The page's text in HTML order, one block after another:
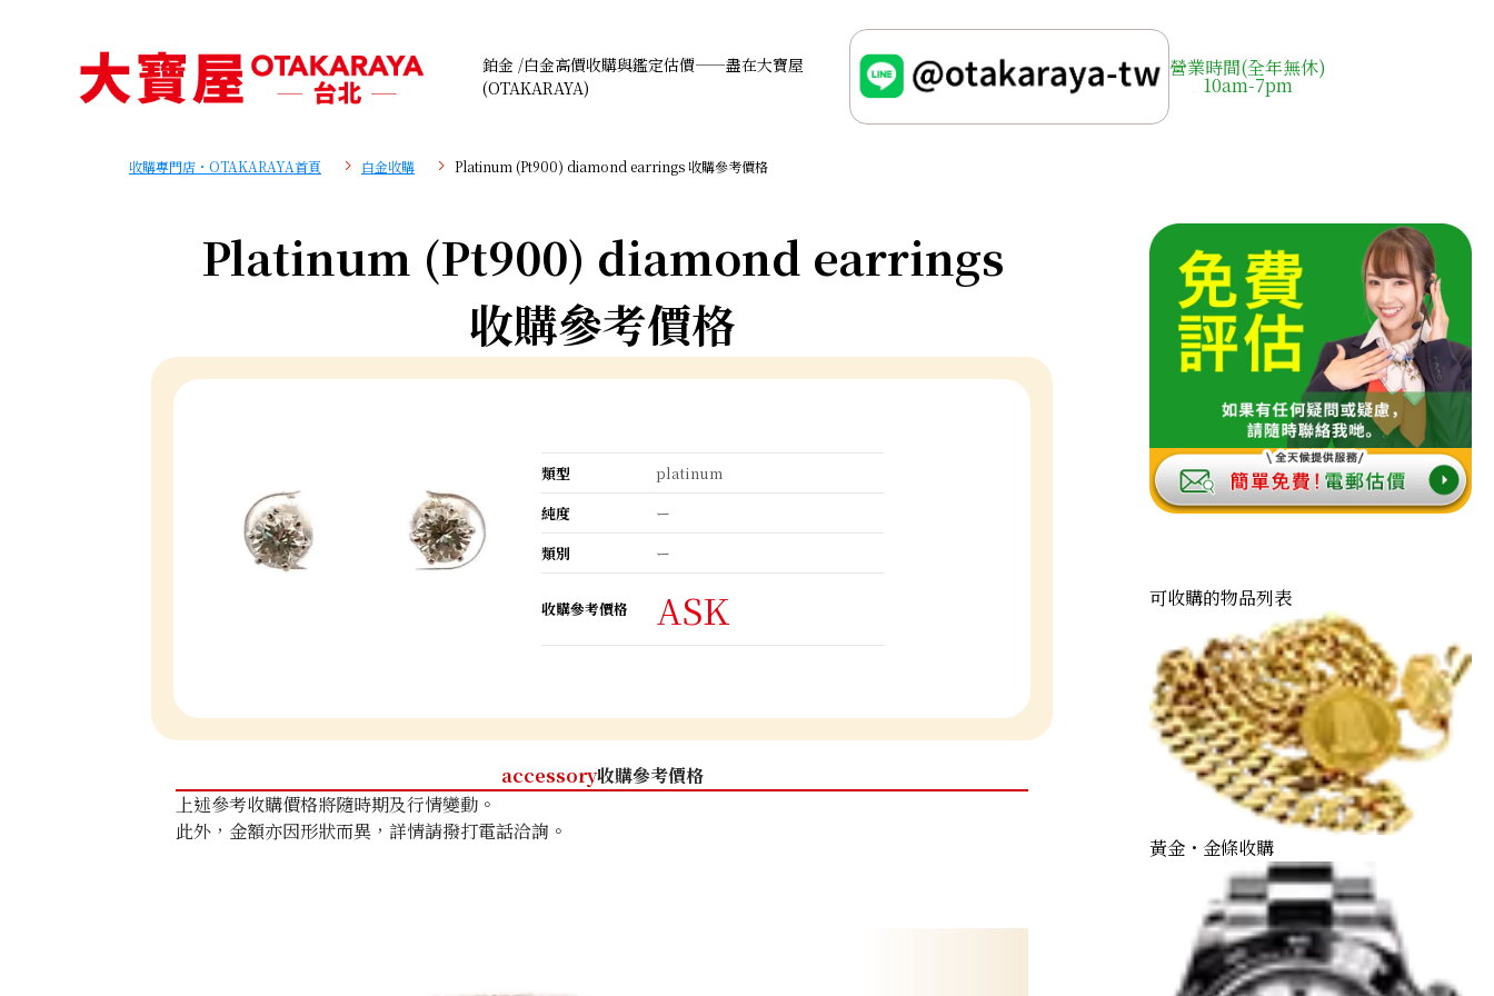
鉑金 /白金高價收購與鑑定估價——盡在大寶屋
(OTAKARAYA)
營業時間(全年無休)
10am-7pm
收購專門店・OTAKARAYA首頁 白金收購 Platinum (Pt900) diamond earrings 收購參考價格
Platinum (Pt900) diamond earrings
收購參考價格
類型
platinum
純度
ー
類別
ー
收購參考價格 ASK
accessory收購參考價格
上述參考收購價格將隨時期及行情變動。
此外，金額亦因形狀而異，詳情請撥打電話洽詢。
可收購的物品列表
黃金・金條收購